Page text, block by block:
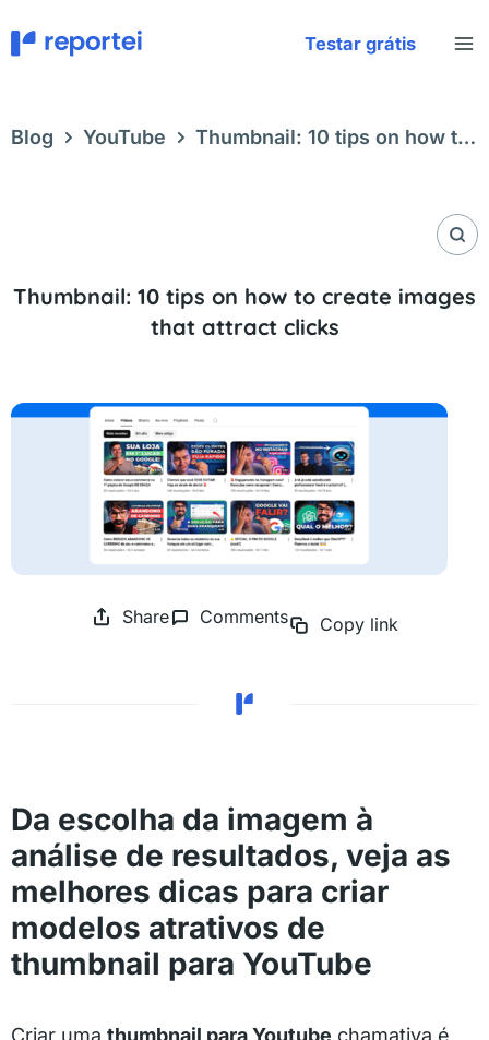
to
content
Testar grátis
Blog YouTube
Thumbnail: 10 tips on how to
Thumbnail: 10 tips on how to create images
that attract clicks
Share Comments Copy link
Da escolha da imagem à
análise de resultados, veja as
melhores dicas para criar
modelos atrativos de
thumbnail para YouTube
Criar uma thumbnail para Youtube chamativa é